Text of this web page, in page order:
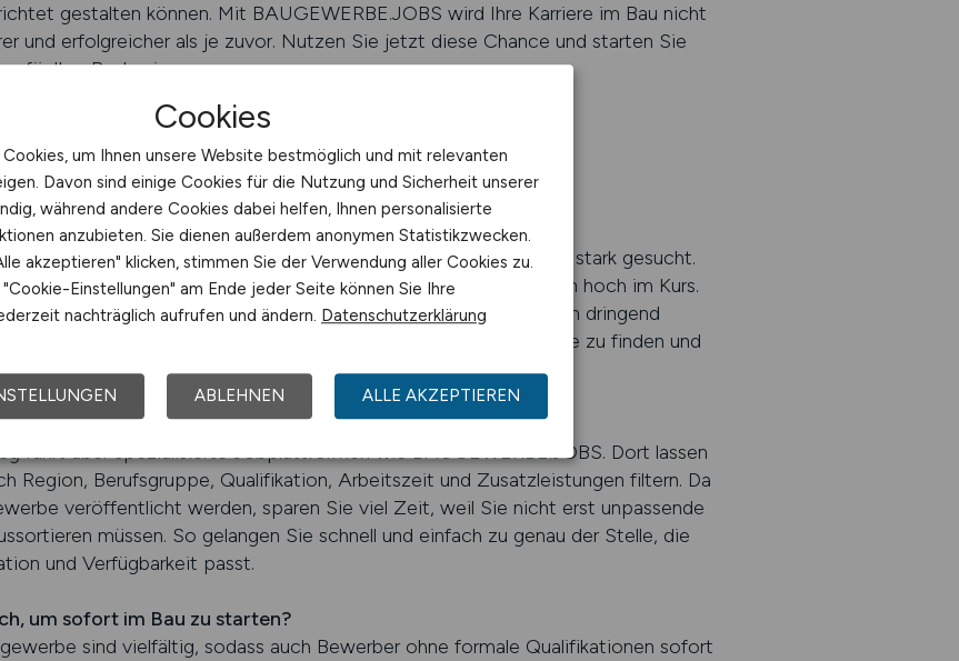
gestalten können. Mit BAUGEWERBE.JOBS wird Ihre Karriere im Bau nicht
und erfolgreicher als je zuvor. Nutzen Sie jetzt diese Chance und starten Sie
für Ihre Baukarriere.
und starten
derzeit besonders gefragt?
Zimmerer, Straßenbauer und Dachdecker besonders stark gesucht.
Vorarbeiter, Poliere und Bauleiter stehen bei Unternehmen hoch im Kurs.
motivierten Bauhelfern und Quereinsteigern, da viele Baustellen dringend
bietet ideale Voraussetzungen, um schnell eine passende Stelle zu finden und
Bau-Stelle?
führt über spezialisierte Jobplattformen wie BAUGEWERBE.JOBS. Dort lassen
Region, Berufsgruppe, Qualifikation, Arbeitszeit und Zusatzleistungen filtern. Da
veröffentlicht werden, sparen Sie viel Zeit, weil Sie nicht erst unpassende
müssen. So gelangen Sie schnell und einfach zu genau der Stelle, die
und Verfügbarkeit passt.
um sofort im Bau zu starten?
sind vielfältig, sodass auch Bewerber ohne formale Qualifikationen sofort
Cookies
um Ihnen unsere Website bestmöglich und mit relevanten
Davon sind einige Cookies für die Nutzung und Sicherheit unserer
während andere Cookies dabei helfen, Ihnen personalisierte
anzubieten. Sie dienen außerdem anonymen Statistikzwecken.
akzeptieren" klicken, stimmen Sie der Verwendung aller Cookies zu.
Einstellungen" am Ende jeder Seite können Sie Ihre
nachträglich aufrufen und ändern. Datenschutzerklärung
ABLEHNEN ALLE AKZEPTIEREN